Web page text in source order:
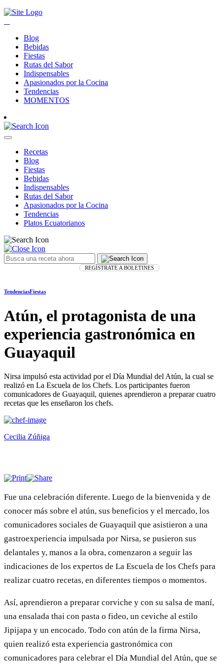
Blog
Bebidas
Fiestas
Rutas del Sabor
Indispensables
Apasionados por la Cocina
Tendencias
MOMENTOS
Recetas
Blog
Fiestas
Bebidas
Indispensables
Rutas del Sabor
Apasionados por la Cocina
Tendencias
Platos Ecuatorianos
REGÍSTRATE A BOLETINES
TendenciasFiestas
Atún, el protagonista de una
experiencia gastronómica en
Guayaquil
Nirsa impulsó esta actividad por el Día Mundial del Atún, la cual se
realizó en La Escuela de los Chefs. Los participantes fueron
comunicadores de Guayaquil, quienes aprendieron a preparar cuatro
recetas que les enseñaron los chefs.
Cecilia Zúñiga
Fue una celebración diferente. Luego de la bienvenida y de
conocer más sobre el atún, sus beneficios y el mercado, los
comunicadores sociales de Guayaquil que asistieron a una
gastroexperiencia impulsada por Nirsa, se pusieron sus
delantales y, manos a la obra, comenzaron a seguir las
indicaciones de los expertos de La Escuela de los Chefs para
realizar cuatro recetas, en diferentes tiempos o momentos.
Así, aprendieron a preparar corviche y con su salsa de maní,
una ensalada thai con pasta o fideo, un ceviche al estilo
Jipijapa y un encocado. Todo con atún de la firma Nirsa,
quien realizó esta experiencia gastronómica con
comunicadores para celebrar el Día Mundial del Atún, que se